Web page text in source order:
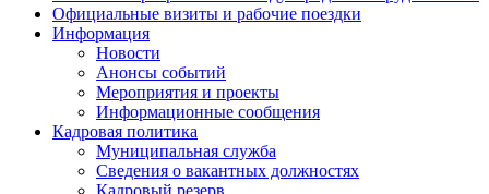
Официальные визиты и рабочие поездки
Информация
Новости
Анонсы событий
Мероприятия и проекты
Информационные сообщения
Кадровая политика
Муниципальная служба
Сведения о вакантных должностях
Кадровый резерв